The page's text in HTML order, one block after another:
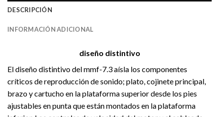
DESCRIPCIÓN
INFORMACIÓN ADICIONAL
diseño distintivo
El diseño distintivo del mmf-7.3 aísla los componentes
críticos de reproducción de sonido; plato, cojinete principal,
brazo y cartucho en la plataforma superior desde los pies
ajustables en punta que están montados en la plataforma